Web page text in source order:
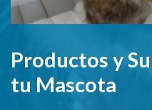
Productos y
tu Mascota